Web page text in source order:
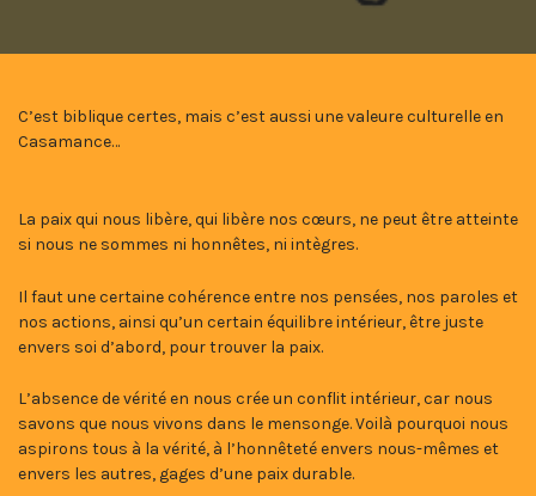
C’est biblique certes, mais c’est aussi une valeure culturelle en
Casamance…
La paix qui nous libère, qui libère nos cœurs, ne peut être atteinte
si nous ne sommes ni honnêtes, ni intègres.
Il faut une certaine cohérence entre nos pensées, nos paroles et
nos actions, ainsi qu’un certain équilibre intérieur, être juste
envers soi d’abord, pour trouver la paix.
L’absence de vérité en nous crée un conflit intérieur, car nous
savons que nous vivons dans le mensonge. Voilà pourquoi nous
aspirons tous à la vérité, à l’honnêteté envers nous-mêmes et
envers les autres, gages d’une paix durable.